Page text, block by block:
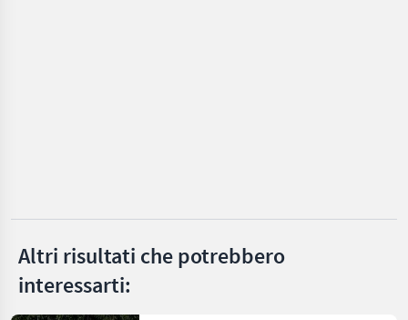
TP
Remet CNC
Altri risultati che potrebbero
interessarti: